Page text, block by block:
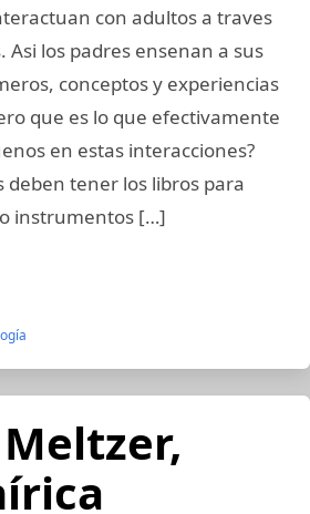
con adultos a traves
Asi los padres ensenan a sus
conceptos y experiencias
que es lo que efectivamente
en estas interacciones?
deben tener los libros para
instrumentos […]